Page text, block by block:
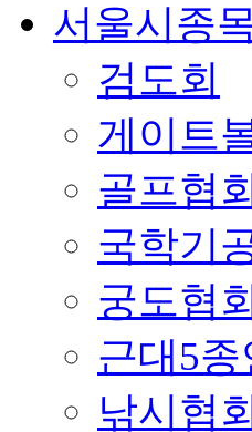
서울시종
검도회
게이트
골프협회
국학기
궁도협회
근대5종
낚시협회